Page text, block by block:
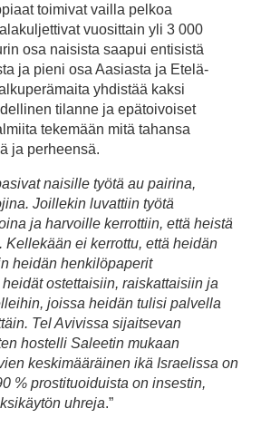
toimivat vailla pelkoa
vuosittain yli 3 000
osa naisista saapui entisistä
ja pieni osa Aasiasta ja Etelä-
yhdistää kaksi
tilanne ja epätoivoiset
tekemään mitä tahansa
ja perheensä.
naisille työtä au pairina,
Joillekin luvattiin työtä
ja harvoille kerrottiin, että heistä
Kellekään ei kerrottu, että heidän
heidän henkilöpaperit
ostettaisiin, raiskattaisiin ja
joissa heidän tulisi palvella
Tel Avivissa sijaitsevan
hostelli Saleetin mukaan
keskimääräinen ikä Israelissa on
% prostituoiduista on insestin,
uhreja.”